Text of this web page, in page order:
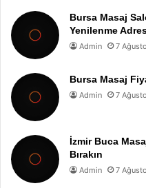
Bursa Masaj
Yenilenme
Admin 7
Bursa Masaj
Admin 7
İzmir Buca
Bırakın
Admin 7